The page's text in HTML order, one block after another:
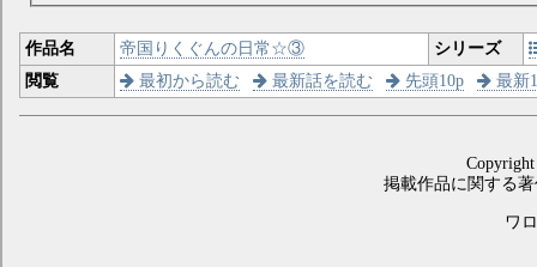
作品名 帝国りくぐんの日常☆③
シリーズ
閲覧
最初から読む 最新話を読む 先頭10p 最新
掲載作品に関する
ワ